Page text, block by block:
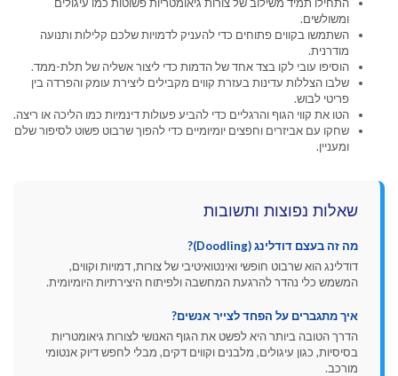
ומשולשים.
השתמשו בקווים פתוחים כדי להעניק לדמויות שלכם קלילות ותנועה
מודרנית.
הוסיפו עובי לקו בצד אחד של הדמות כדי ליצור אשליה של תלת-ממד.
שלבו הצללות עדינות בעזרת קווים מקבילים ליצירת עומק והפרדה בין
פריטי לבוש.
הטו את קווי הגוף והרגליים כדי להביע פעולות דינמיות כמו הליכה או ריצה.
שחקו עם אביזרים וחפצים יומיומיים כדי להפוך שרבוט פשוט לסיפור שלם
ומעניין.
שאלות נפוצות ותשובות
מה זה בעצם דודלינג (Doodling)?
דודלינג הוא שרבוט חופשי ואינטואיטיבי של צורות, דמויות וקווים,
המשמש כלי נהדר להרגעת המחשבה ולפיתוח היצירתיות היומיומית.
איך מתגברים על הפחד לצייר אנשים?
הדרך הטובה ביותר היא לפשט את הגוף האנושי לצורות גיאומטריות
בסיסיות, כגון עיגולים, מלבנים וקווים דקים, מבלי לחפש דיוק אנטומי
מורכב.